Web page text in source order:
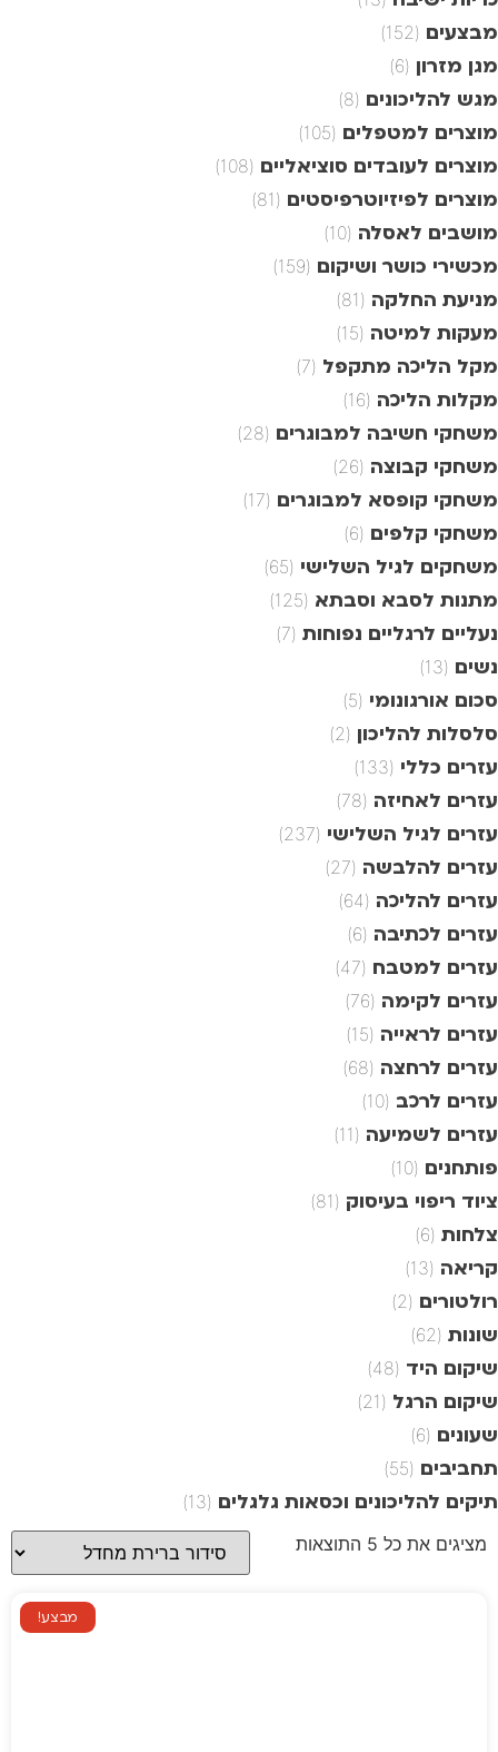
מבצעים (152)
מגן מזרון (6)
מגש להליכונים (8)
מוצרים למטפלים (105)
מוצרים לעובדים סוציאליים (108)
מוצרים לפיזיוטרפיסטים (81)
מושבים לאסלה (10)
מכשירי כושר ושיקום (159)
מניעת החלקה (81)
מעקות למיטה (15)
מקל הליכה מתקפל (7)
מקלות הליכה (16)
משחקי חשיבה למבוגרים (28)
משחקי קבוצה (26)
משחקי קופסא למבוגרים (17)
משחקי קלפים (6)
משחקים לגיל השלישי (65)
מתנות לסבא וסבתא (125)
נעליים לרגליים נפוחות (7)
נשים (13)
סכום אורגונומי (5)
סלסלות להליכון (2)
עזרים כללי (133)
עזרים לאחיזה (78)
עזרים לגיל השלישי (237)
עזרים להלבשה (27)
עזרים להליכה (64)
עזרים לכתיבה (6)
עזרים למטבח (47)
עזרים לקימה (76)
עזרים לראייה (15)
עזרים לרחצה (68)
עזרים לרכב (10)
עזרים לשמיעה (11)
פותחנים (10)
ציוד ריפוי בעיסוק (81)
צלחות (6)
קריאה (13)
רולטורים (2)
שונות (62)
שיקום היד (48)
שיקום הרגל (21)
שעונים (6)
תחביבים (55)
תיקים להליכונים וכסאות גלגלים (13)
מציגים את כל ⁦5⁩ התוצאות
מבצע!